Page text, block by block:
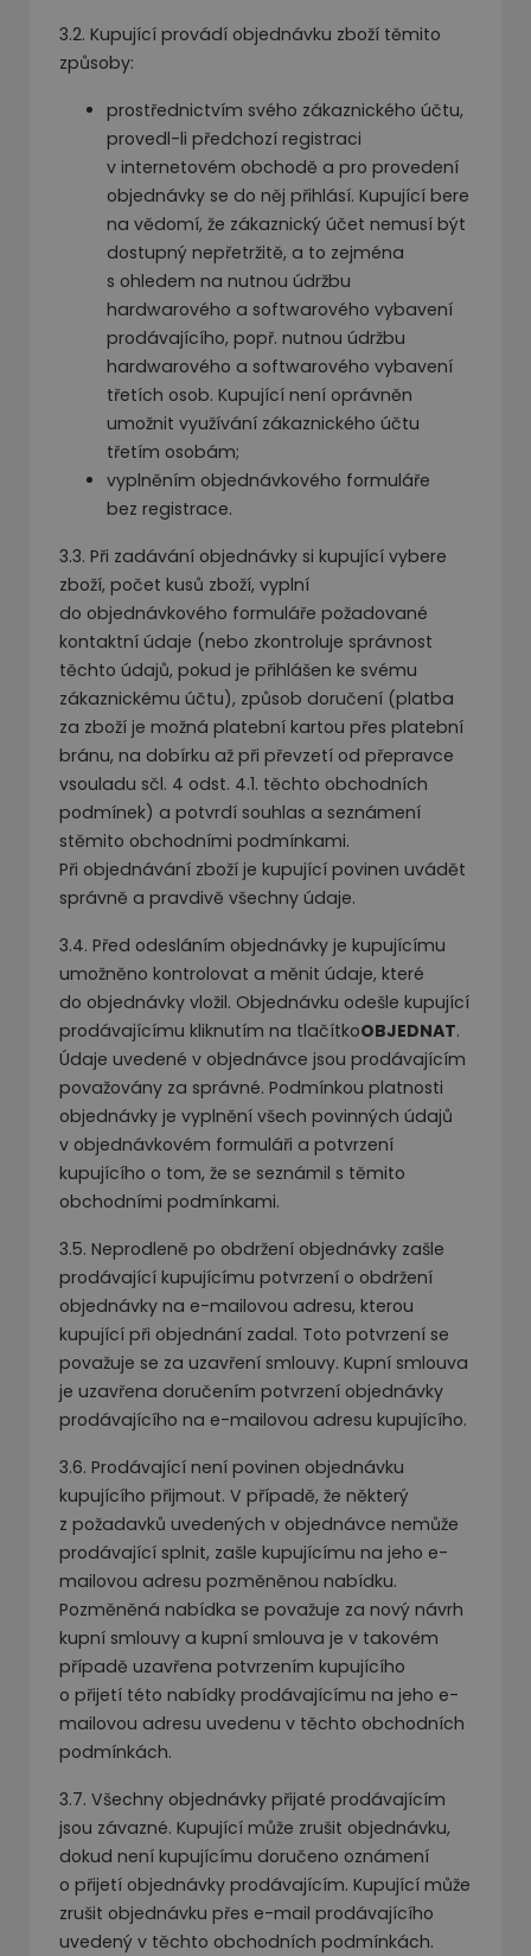
3.2. Kupující provádí objednávku zboží těmito
způsoby:
prostřednictvím svého zákaznického účtu,
provedl-li předchozí registraci
v internetovém obchodě a pro provedení
objednávky se do něj přihlásí. Kupující bere
na vědomí, že zákaznický účet nemusí být
dostupný nepřetržitě, a to zejména
s ohledem na nutnou údržbu
hardwarového a softwarového vybavení
prodávajícího, popř. nutnou údržbu
hardwarového a softwarového vybavení
třetích osob. Kupující není oprávněn
umožnit využívání zákaznického účtu
třetím osobám;
vyplněním objednávkového formuláře
bez registrace.
3.3. Při zadávání objednávky si kupující vybere
zboží, počet kusů zboží, vyplní
do objednávkového formuláře požadované
kontaktní údaje (nebo zkontroluje správnost
těchto údajů, pokud je přihlášen ke svému
zákaznickému účtu), způsob doručení (platba
za zboží je možná platební kartou přes platební
bránu, na dobírku až při převzetí od přepravce
vsouladu sčl. 4 odst. 4.1. těchto obchodních
podmínek) a potvrdí souhlas a seznámení
stěmito obchodními podmínkami.
Při objednávání zboží je kupující povinen uvádět
správně a pravdivě všechny údaje.
3.4. Před odesláním objednávky je kupujícímu
umožněno kontrolovat a měnit údaje, které
do objednávky vložil. Objednávku odešle kupující
prodávajícímu kliknutím na tlačítkoOBJEDNAT.
Údaje uvedené v objednávce jsou prodávajícím
považovány za správné. Podmínkou platnosti
objednávky je vyplnění všech povinných údajů
v objednávkovém formuláři a potvrzení
kupujícího o tom, že se seznámil s těmito
obchodními podmínkami.
3.5. Neprodleně po obdržení objednávky zašle
prodávající kupujícímu potvrzení o obdržení
objednávky na e-mailovou adresu, kterou
kupující při objednání zadal. Toto potvrzení se
považuje se za uzavření smlouvy. Kupní smlouva
je uzavřena doručením potvrzení objednávky
prodávajícího na e-mailovou adresu kupujícího.
3.6. Prodávající není povinen objednávku
kupujícího přijmout. V případě, že některý
z požadavků uvedených v objednávce nemůže
prodávající splnit, zašle kupujícímu na jeho e-
mailovou adresu pozměněnou nabídku.
Pozměněná nabídka se považuje za nový návrh
kupní smlouvy a kupní smlouva je v takovém
případě uzavřena potvrzením kupujícího
o přijetí této nabídky prodávajícímu na jeho e-
mailovou adresu uvedenu v těchto obchodních
podmínkách.
3.7. Všechny objednávky přijaté prodávajícím
jsou závazné. Kupující může zrušit objednávku,
dokud není kupujícímu doručeno oznámení
o přijetí objednávky prodávajícím. Kupující může
zrušit objednávku přes e-mail prodávajícího
uvedený v těchto obchodních podmínkách.